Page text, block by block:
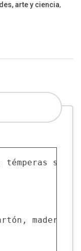
arte y ciencia,
témperas
madera,